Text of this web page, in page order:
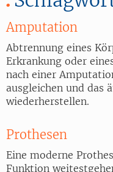
Amputation
Abtrennung eines
Erkrankung oder
nach einer
ausgleichen und das
wiederherstellen.
Prothesen
Eine moderne
Funktion